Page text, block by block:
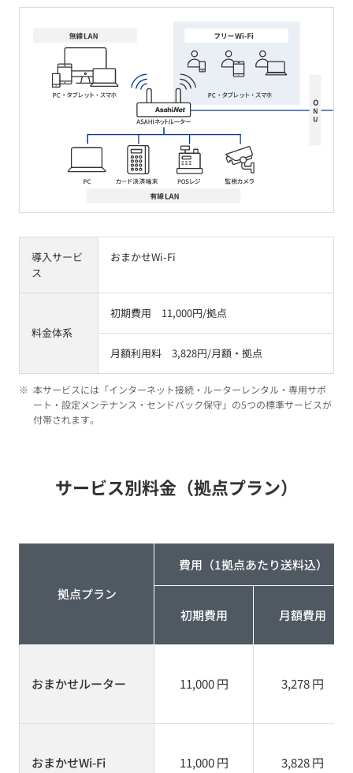
導入サービ
ス
おまかせWi-Fi
料金体系
初期費用 11,000円/拠点
月額利用料 3,828円/月額・拠点
※ 本サービスには「インターネット接続・ルーターレンタル・専用サポ
ート・設定メンテナンス・センドバック保守」の5つの標準サービスが
付帯されます。
サービス別料金（拠点プラン）
拠点プラン
費用（1拠点あたり送料込）
初期費用 月額費用
おまかせルーター 11,000 円 3,278 円
おまかせWi-Fi 11,000 円 3,828 円